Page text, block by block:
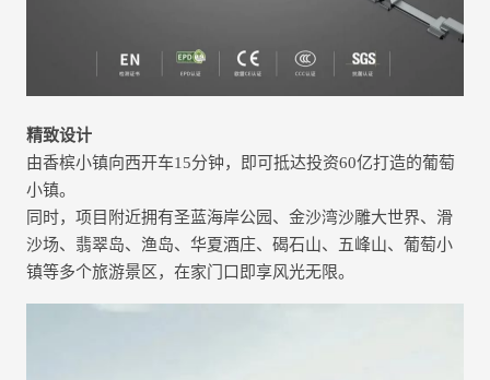
精致设计
由香槟小镇向西开车15分钟，即可抵达投资60亿打造的葡萄
小镇。
同时，项目附近拥有圣蓝海岸公园、金沙湾沙雕大世界、滑
沙场、翡翠岛、渔岛、华夏酒庄、碣石山、五峰山、葡萄小
镇等多个旅游景区，在家门口即享风光无限。